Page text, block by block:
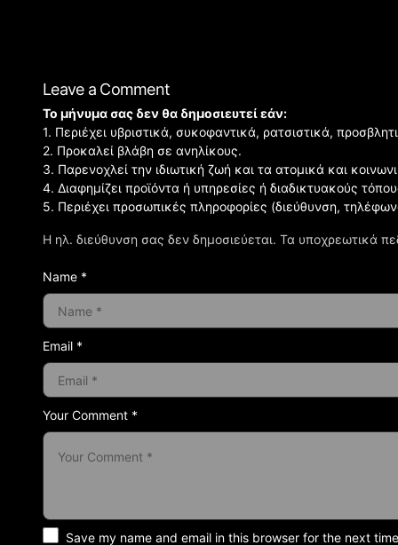
Leave a Comment
Η ηλ. διεύθυνση σας δεν δημοσιεύεται. Τα υποχρεωτικά
Your Comment *
Το μήνυμα σας δεν θα δημοσιευτεί εάν:
1. Περιέχει υβριστικά, συκοφαντικά, ρατσιστικά,
2. Προκαλεί βλάβη σε ανηλίκους.
3. Παρενοχλεί την ιδιωτική ζωή και τα ατομικά και
4. Διαφημίζει προϊόντα ή υπηρεσίες ή διαδικτυακούς
5. Περιέχει προσωπικές πληροφορίες (διεύθυνση,
Name *
Email *
Save my name and email in this browser for the next